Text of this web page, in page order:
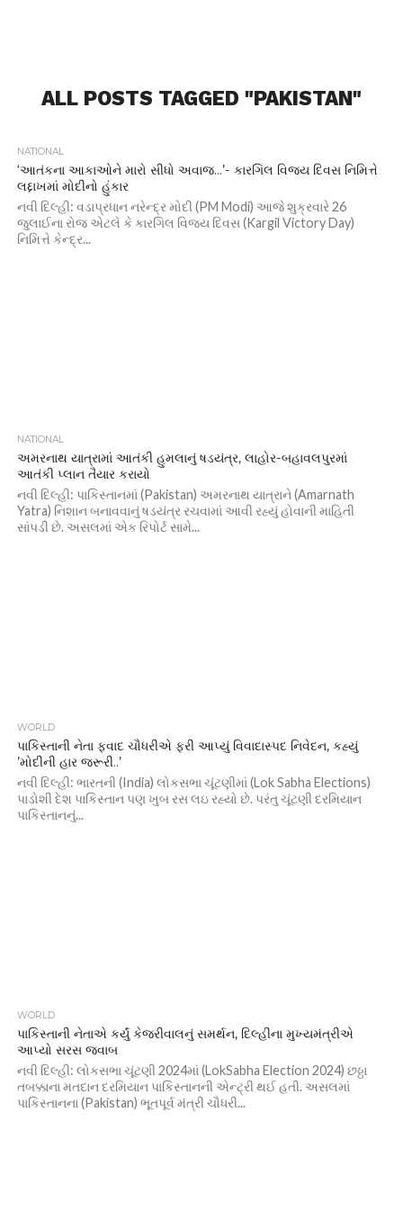
ALL POSTS TAGGED "PAKISTAN"
NATIONAL
‘આતંકના આકાઓને મારો સીધો અવાજ…’- કારગિલ વિજય દિવસ નિમિત્તે
લદ્દાખમાં મોદીનો હુંકાર
નવી દિલ્હી: વડાપ્રધાન નરેન્દ્ર મોદી (PM Modi) આજે શુક્રવારે 26
જુલાઈના રોજ એટલે કે કારગિલ વિજય દિવસ (Kargil Victory Day)
નિમિત્તે કેન્દ્ર...
NATIONAL
અમરનાથ યાત્રામાં આતંકી હુમલાનું ષડયંત્ર, લાહોર-બહાવલપુરમાં
આતંકી પ્લાન તૈયાર કરાયો
નવી દિલ્હી: પાકિસ્તાનમાં (Pakistan) અમરનાથ યાત્રાને (Amarnath
Yatra) નિશાન બનાવવાનું ષડયંત્ર રચવામાં આવી રહ્યું હોવાની માહિતી
સાંપડી છે. અસલમાં એક રિપોર્ટ સામે...
WORLD
પાકિસ્તાની નેતા ફવાદ ચૌધરીએ ફરી આપ્યું વિવાદાસ્પદ નિવેદન, કહ્યું
’મોદીની હાર જરૂરી..’
નવી દિલ્હી: ભારતની (India) લોકસભા ચૂંટણીમાં (Lok Sabha Elections)
પાડોશી દેશ પાકિસ્તાન પણ ખુબ રસ લઇ રહ્યો છે. પરંતુ ચૂંટણી દરમિયાન
પાકિસ્તાનનું...
WORLD
પાકિસ્તાની નેતાએ કર્યું કેજરીવાલનું સમર્થન, દિલ્હીના મુખ્યમંત્રીએ
આપ્યો સરસ જવાબ
નવી દિલ્હી: લોકસભા ચૂંટણી 2024માં (LokSabha Election 2024) છઠ્ઠા
તબક્કાના મતદાન દરમિયાન પાકિસ્તાનની એન્ટ્રી થઈ હતી. અસલમાં
પાકિસ્તાનના (Pakistan) ભૂતપૂર્વ મંત્રી ચૌધરી...